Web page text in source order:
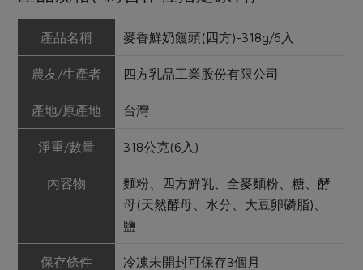
產品名稱 麥香鮮奶饅頭(四方)-318g/6入
農友/生產者 四方乳品工業股份有限公司
產地/原產地 台灣
淨重/數量 318公克(6入)
內容物
麵粉、四方鮮乳、全麥麵粉、糖、酵
母(天然酵母、水分、大豆卵磷脂)、
鹽
保存條件 冷凍未開封可保存3個月